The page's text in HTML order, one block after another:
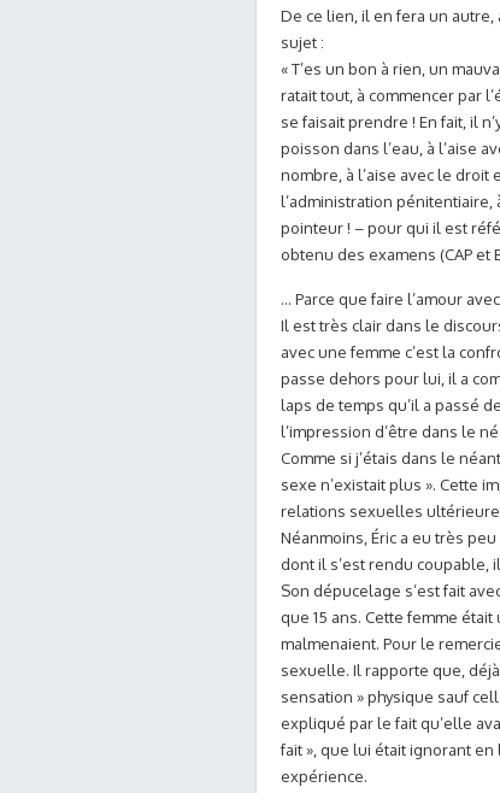
De ce lien, il en fera un
sujet :
« T’es un bon à rien, un
ratait tout, à commencer par
se faisait prendre ! En fait, il
poisson dans l’eau, à l’aise
nombre, à l’aise avec le
l’administration pénitentiaire,
pointeur ! – pour qui il est
obtenu des examens (CAP et
… Parce que faire l’amour
Il est très clair dans le
avec une femme c’est la
passe dehors pour lui, il a
laps de temps qu’il a passé
l’impression d’être dans le
Comme si j’étais dans le
sexe n’existait plus ». Cette
relations sexuelles
Néanmoins, Éric a eu très
dont il s’est rendu coupable,
Son dépucelage s’est fait
que 15 ans. Cette femme
malmenaient. Pour le
sexuelle. Il rapporte que,
sensation » physique sauf
expliqué par le fait qu’elle
fait », que lui était ignorant en
expérience.